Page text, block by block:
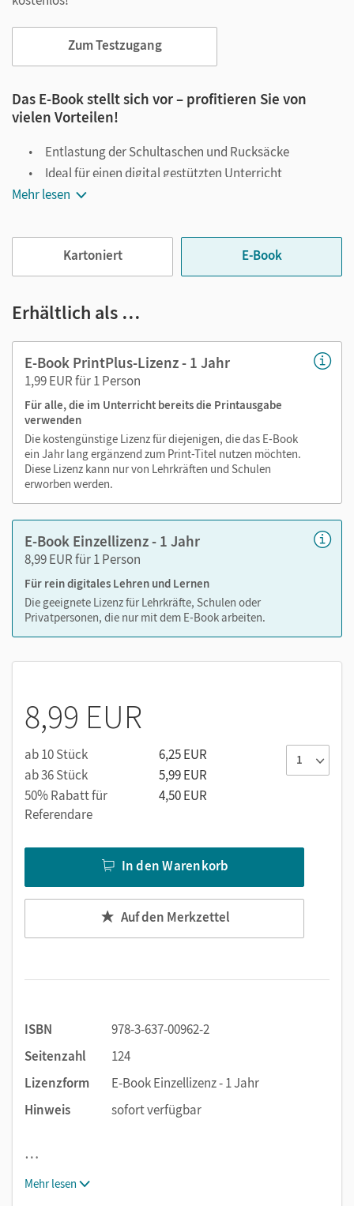
Zum Testzugang
Das E-Book stellt sich vor – profitieren Sie von
vielen Vorteilen!
Entlastung der Schultaschen und Rucksäcke
Ideal für einen digital gestützten Unterricht
Notiz- und Markierungsmöglichkeit
Viele digitale Funktionen unterstützen das Lehren und
Lernen:
Notizen erstellen
Lesezeichen hinzufügen
Zoomen
Mehr lesen
Kartoniert E-Book
Erhältlich als …
E-Book PrintPlus-Lizenz - 1 Jahr
1,99 EUR für 1 Person
Für alle, die im Unterricht bereits die Printausgabe
verwenden
Die kostengünstige Lizenz für diejenigen, die das E-Book
ein Jahr lang ergänzend zum Print-Titel nutzen möchten.
Diese Lizenz kann nur von Lehrkräften und Schulen
erworben werden.
E-Book Einzellizenz - 1 Jahr
8,99 EUR für 1 Person
Für rein digitales Lehren und Lernen
Die geeignete Lizenz für Lehrkräfte, Schulen oder
Privatpersonen, die nur mit dem E-Book arbeiten.
8,99 EUR
ab 10 Stück
6,25 EUR
ab 36 Stück
5,99 EUR
50% Rabatt für
Referendare
4,50 EUR
In den Warenkorb
Auf den Merkzettel
ISBN
978-3-637-00962-2
Seitenzahl
124
Lizenzform
E-Book Einzellizenz - 1 Jahr
Hinweis
sofort verfügbar
…
Mehr lesen